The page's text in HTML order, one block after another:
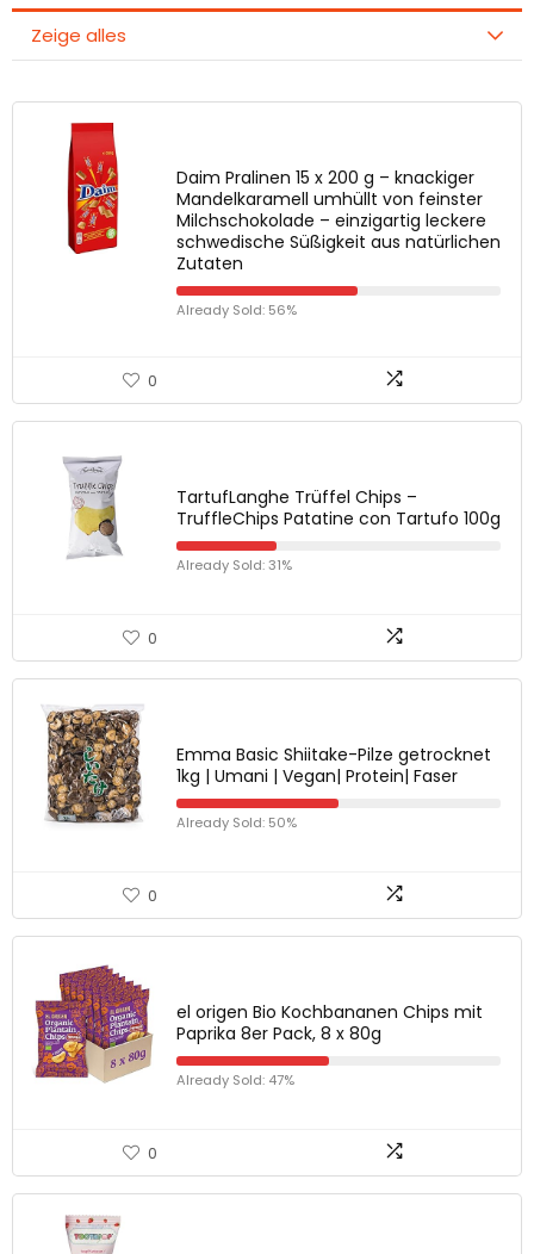
Zeige alles
Daim Pralinen 15 x 200 g – knackiger
Mandelkaramell umhüllt von feinster
Milchschokolade – einzigartig leckere
schwedische Süßigkeit aus natürlichen
Zutaten
Already Sold: 56%
0
TartufLanghe Trüffel Chips –
TruffleChips Patatine con Tartufo 100g
Already Sold: 31%
0
Emma Basic Shiitake-Pilze getrocknet
1kg | Umani | Vegan| Protein| Faser
Already Sold: 50%
0
el origen Bio Kochbananen Chips mit
Paprika 8er Pack, 8 x 80g
Already Sold: 47%
0